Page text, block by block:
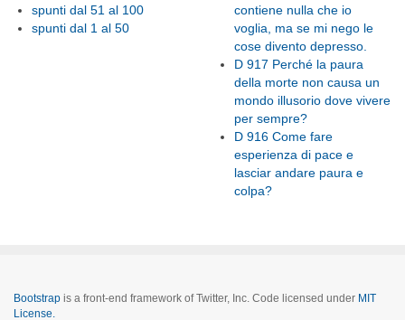
spunti dal 51 al 100
spunti dal 1 al 50
contiene nulla che io
voglia, ma se mi nego le
cose divento depresso.
D 917 Perché la paura
della morte non causa un
mondo illusorio dove vivere
per sempre?
D 916 Come fare
esperienza di pace e
lasciar andare paura e
colpa?
Bootstrap is a front-end framework of Twitter, Inc. Code licensed under MIT
License.